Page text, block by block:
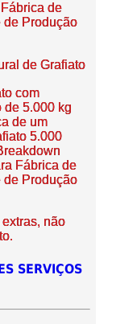
de
de Produção
de Grafiato
com
de 5.000 kg
de um
5.000
Fábrica de
de Produção
não
SERVIÇOS